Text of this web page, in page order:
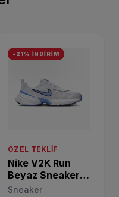
-21% İNDİRİM
ÖZEL TEKLIF
Nike V2K Run
Beyaz Sneaker
FD0736-106
Sneaker